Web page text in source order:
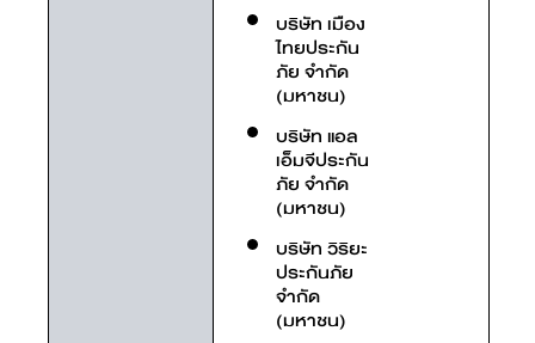
บริษัท เมือง
ไทยประกัน
ภัย จำกัด
(มหาชน)
บริษัท แอล
เอ็มจีประกัน
ภัย จำกัด
(มหาชน)
บริษัท วิริยะ
ประกันภัย
จำกัด
(มหาชน)